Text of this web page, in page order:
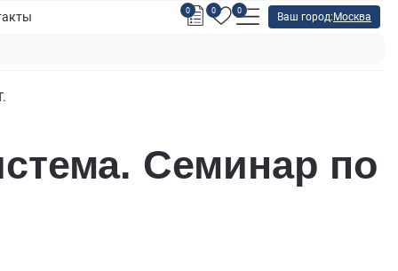
0 0 0
Ваш город: Москва
Семинар по